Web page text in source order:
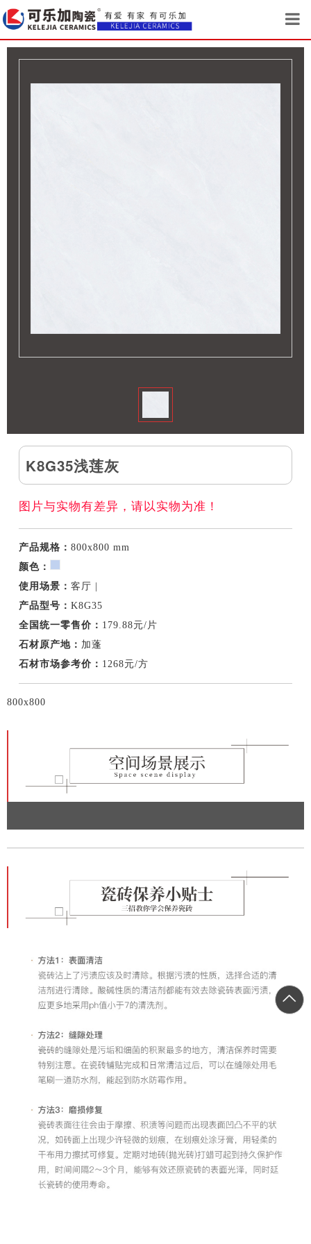
K8G35浅莲灰
图片与实物有差异，请以实物为准！
产品规格：800x800 mm
颜色：
使用场景：客厅 |
产品型号：K8G35
全国统一零售价： 179.88元/片
石材原产地： 加蓬
石材市场参考价： 1268元/方
800x800